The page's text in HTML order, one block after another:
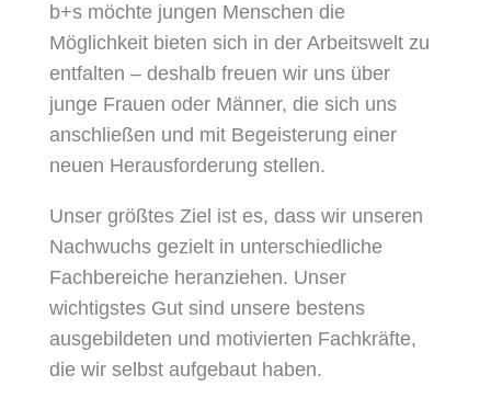
b+s möchte jungen Menschen die
Möglichkeit bieten sich in der Arbeitswelt zu
entfalten – deshalb freuen wir uns über
junge Frauen oder Männer, die sich uns
anschließen und mit Begeisterung einer
neuen Herausforderung stellen.
Unser größtes Ziel ist es, dass wir unseren
Nachwuchs gezielt in unterschiedliche
Fachbereiche heranziehen. Unser
wichtigstes Gut sind unsere bestens
ausgebildeten und motivierten Fachkräfte,
die wir selbst aufgebaut haben.